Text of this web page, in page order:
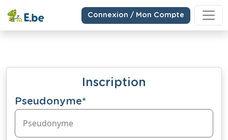
Connexion / Mon Compte
Inscription
Pseudonyme*